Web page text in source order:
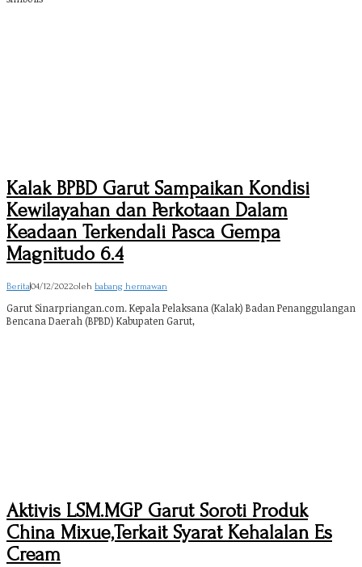
Kalak BPBD Garut Sampaikan Kondisi
Kewilayahan dan Perkotaan Dalam
Keadaan Terkendali Pasca Gempa
Magnitudo 6.4
Berita04/12/2022oleh babang hermawan
Garut Sinarpriangan.com. Kepala Pelaksana (Kalak) Badan Penanggulangan
Bencana Daerah (BPBD) Kabupaten Garut,
Aktivis LSM.MGP Garut Soroti Produk
China Mixue,Terkait Syarat Kehalalan Es
Cream